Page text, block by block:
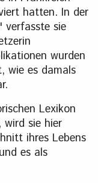
hatten. In der
verfasste sie
wurden
wie es damals
Lexikon
sie hier
ihres Lebens
es als